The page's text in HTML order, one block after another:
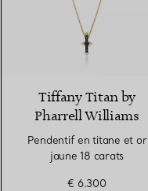
Tiffany Titan by
Pharrell Williams
Pendentif en titane et or
jaune 18 carats
€ 6.300